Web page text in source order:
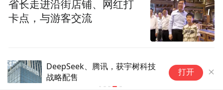
DeepSeek、腾讯，获宇树科技
战略配售
打开
省长走进沿街店铺、网红打
卡点，与游客交流